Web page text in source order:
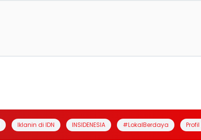
Iklanin di IDN INSIDENESIA #LokalBerdaya